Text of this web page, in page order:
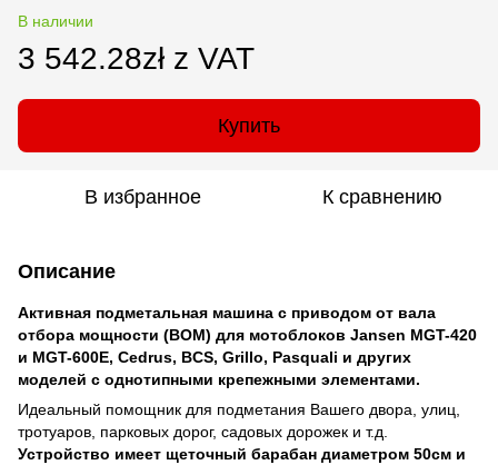
В наличии
3 542.28zł z VAT
Купить
В избранное К сравнению
Описание
Активная подметальная машина с приводом от вала
отбора мощности (ВОМ) для мотоблоков Jansen MGT-420
и MGT-600E, Cedrus, BCS, Grillo, Pasquali и других
моделей с однотипными крепежными элементами.
Идеальный помощник для подметания Вашего двора, улиц,
тротуаров, парковых дорог, садовых дорожек и т.д.
Устройство имеет щеточный барабан диаметром 50см и